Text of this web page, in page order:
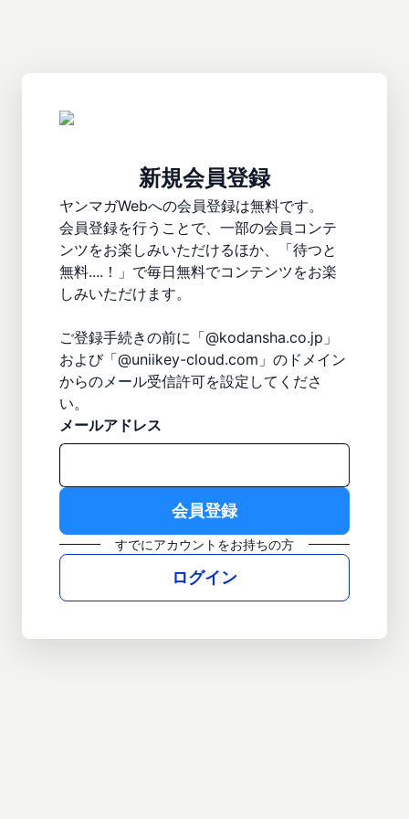
新規会員登録
ヤンマガWebへの会員登録は無料です。
会員登録を行うことで、一部の会員コンテ
ンツをお楽しみいただけるほか、「待つと
無料....！」で毎日無料でコンテンツをお楽
しみいただけます。
ご登録手続きの前に「@kodansha.co.jp」
および「@uniikey-cloud.com」のドメイン
からのメール受信許可を設定してくださ
い。
メールアドレス
すでにアカウントをお持ちの方